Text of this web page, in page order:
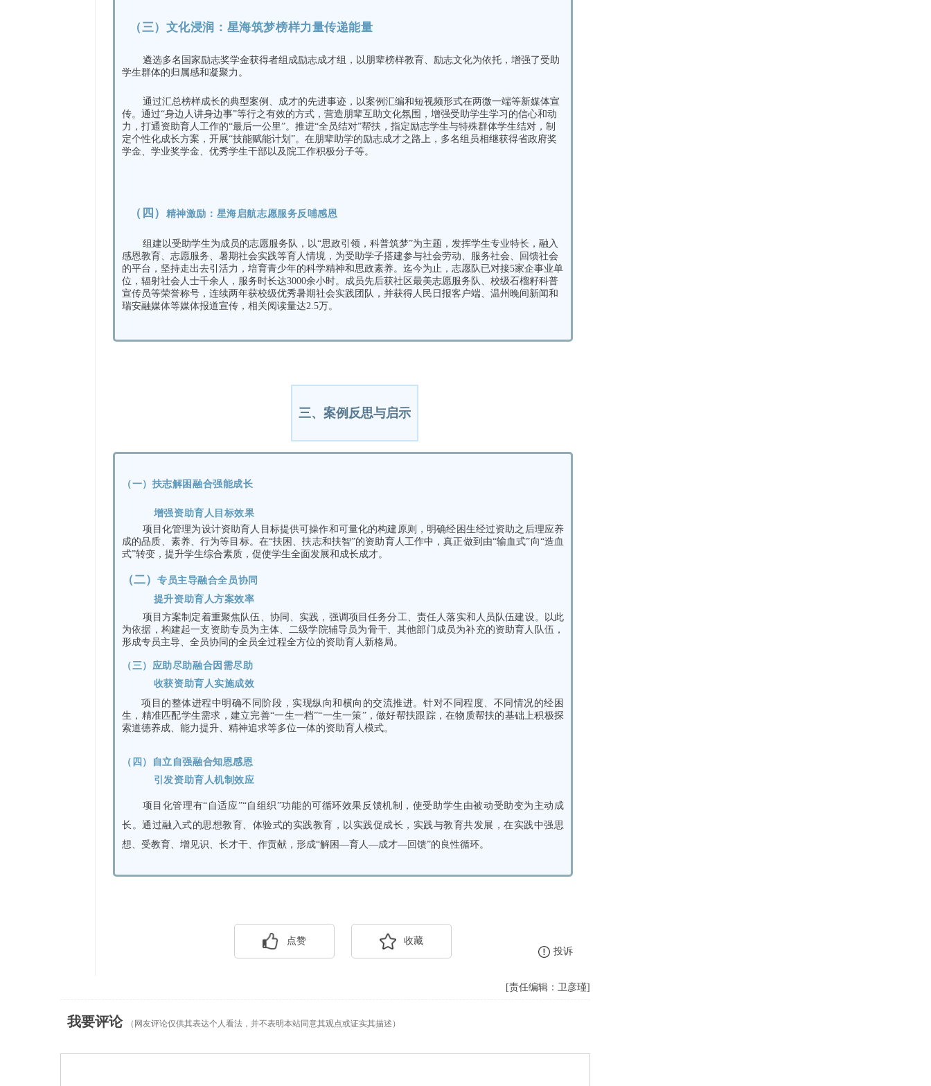
（三） 文化浸润： 星海筑梦榜样力量传递能量
遴选多名国家励志奖学金获得者组成励志成才组，以朋辈榜样教育、励志文化为依托，增强了受助
学生群体的归属感和凝聚力。
通过汇总榜样成长的典型案例、成才的先进事迹，以案例汇编和短视频形式在两微一端等新媒体宣
传。通过“身边人讲身边事”等行之有效的方式，营造朋辈互助文化氛围，增强受助学生学习的信心和动
力，打通资助育人工作的“最后一公里”。推进“全员结对”帮扶，指定励志学生与特殊群体学生结对，制
定个性化成长方案，开展“技能赋能计划”。在朋辈助学的励志成才之路上，多名组员相继获得省政府奖
学金、学业奖学金、优秀学生干部以及院工作积极分子等。
（四） 精神激励： 星海启航志愿服务反哺感恩
组建以受助学生为成员的志愿服务队，以“思政引领，科普筑梦”为主题，发挥学生专业特长，融入
感恩教育、志愿服务、暑期社会实践等育人情境，为受助学子搭建参与社会劳动、服务社会、回馈社会
的平台，坚持走出去引活力， 培育青少年的科学精神和思政素养。 迄今为止，志愿队已对接5家企事业单
位，辐射社会人士千余人，服务时长达3000余小时。 成员先后获社区最美志愿服务队、校级石榴籽科普
宣传员等荣誉称号，连续两年获校级优秀暑期社会实践团队，并获得人民日报客户端、温州晚间新闻和
瑞安融媒体等媒体报道宣传，相关阅读量达2.5万。
三、 案例反思与启示
（一） 扶志解困融合强能成长
增强资助育人目标效果
项目化管理为设计资助育人目标提供可操作和可量化的构建原则，明确经困生经过资助之后理应养
成的品质、素养、行为等目标。在“扶困、扶志和扶智”的资助育人工作中，真正做到由“输血式”向“造血
式”转变，提升学生综合素质，促使学生全面发展和成长成才。
（二）
专员主导融合全员协同
提升资助育人方案效率
项目方案制定着重聚焦队伍、协同、实践，强调项目任务分工、责任人落实和人员队伍建设。以此
为依据，构建起一支资助专员为主体、二级学院辅导员为骨干、其他部门成员为补充的资助育人队伍，
形成专员主导、全员协同的全员全过程全方位的资助育人新格局。
（三） 应助尽助融合因需尽助
收获资助育人实施成效
项目的整体进程中明确不同阶段，实现纵向和横向的交流推进。针对不同程度、不同情况的经困
生，精准匹配学生需求，建立完善“一生一档”“一生一策”，做好帮扶跟踪，在物质帮扶的基础上积极探
索道德养成、能力提升、精神追求等多位一体的资助育人模式。
（四）
自立自强融合知恩感恩
引发资助育人机制效应
项目化管理有“自适应”“自组织”功能的可循环效果反馈机制，使受助学生由被动受助变为主动成
长。通过融入式的思想教育、体验式的实践教育，以实践促成长，实践与教育共发展，在实践中强思
想、受教育、增见识、长才干、作贡献，形成“解困—育人—成才—回馈”的良性循环。
点赞
收藏
投诉
[责任编辑：卫彦瑾]
我要评论 （网友评论仅供其表达个人看法，并不表明本站同意其观点或证实其描述）